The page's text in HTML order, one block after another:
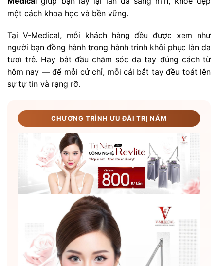
một cách khoa học và bền vững.
Tại V-Medical, mỗi khách hàng đều được xem như
người bạn đồng hành trong hành trình khôi phục làn da
tươi trẻ. Hãy bắt đầu chăm sóc da tay đúng cách từ
hôm nay — để mỗi cử chỉ, mỗi cái bắt tay đều toát lên
sự tự tin và rạng rỡ.
CHƯƠNG TRÌNH ƯU ĐÃI TRỊ NÁM